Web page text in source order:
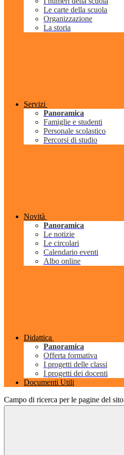
Le carte della scuola
Organizzazione
La storia
Servizi
Panoramica
Famiglie e studenti
Personale scolastico
Percorsi di studio
Novità
Panoramica
Le notizie
Le circolari
Calendario eventi
Albo online
Didattica
Panoramica
Offerta formativa
I progetti delle classi
I progetti dei docenti
Documenti Utili
Campo di ricerca per le pagine del sito